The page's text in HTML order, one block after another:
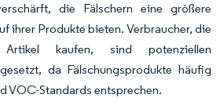
die Fälschern eine größere
ihrer Produkte bieten. Verbraucher, die
kaufen, sind potenziellen
da Fälschungsprodukte häufig
VOC-Standards entsprechen.